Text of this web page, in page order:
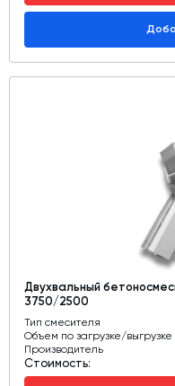
Двухвальный
3750/2500
Тип смесителя
Объем по загрузке/выгрузке
Производитель
Стоимость: